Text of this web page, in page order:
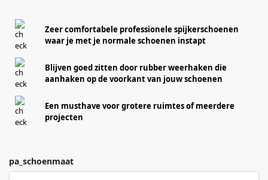
Zeer comfortabele professionele spijkerschoenen
waar je met je normale schoenen instapt
Blijven goed zitten door rubber weerhaken die
aanhaken op de voorkant van jouw schoenen
Een musthave voor grotere ruimtes of meerdere
projecten
pa_schoenmaat